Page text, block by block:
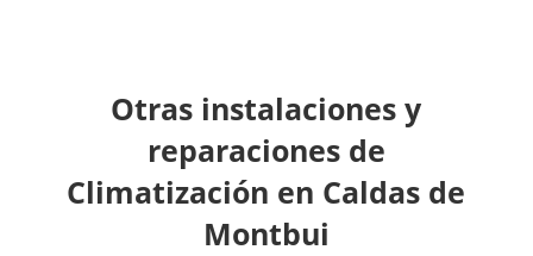
Otras instalaciones y
reparaciones de
Climatización en Caldas de
Montbui